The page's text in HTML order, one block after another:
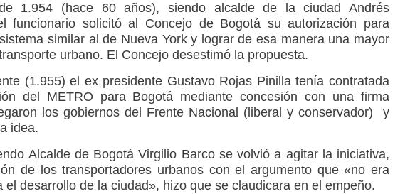
1.954 (hace 60 años), siendo alcalde de la ciudad Andrés
funcionario solicitó al Concejo de Bogotá su autorización para
similar al de Nueva York y lograr de esa manera una mayor
urbano. El Concejo desestimó la propuesta.
(1.955) el ex presidente Gustavo Rojas Pinilla tenía contratada
del METRO para Bogotá mediante concesión con una firma
los gobiernos del Frente Nacional (liberal y conservador) y
idea.
Alcalde de Bogotá Virgilio Barco se volvió a agitar la iniciativa,
de los transportadores urbanos con el argumento que «no era
el desarrollo de la ciudad», hizo que se claudicara en el empeño.